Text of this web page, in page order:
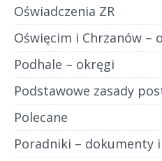
Oświadczenia ZR
Oświęcim i Chrzanów –
Podhale – okręgi
Podstawowe zasady
Polecane
Poradniki – dokumenty